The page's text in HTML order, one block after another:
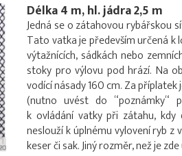
Délka 4 m, hl. jádra 2,5 m
Jedná se o zátahovou rybářskou
Tato vatka je především určená k
výtažnících, sádkách nebo
stoky pro výlovu pod hrází. Na
vodící násady 160 cm. Za
(nutno uvést do “poznámky“
k ovládání vatky při zátahu, kdy
neslouží k úplnému vylovení ryb z
keser či sak. Jiný rozměr, než je